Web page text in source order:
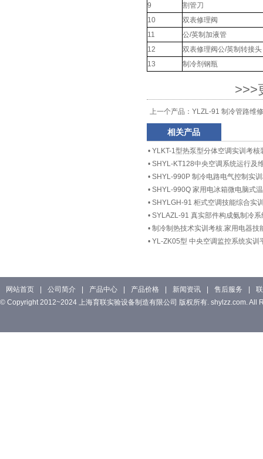
9
割管刀
10
双表修理阀
11
公/英制加液管
12
双表修理阀公/英制转接头
13
制冷剂钢瓶
>>>
上一个产品： YLZL-91 制冷管路维
相关产品
• YLKT-1型热泵型分体空调实训考核
• SHYL-KT128中央空调系统运行及
• SHYL-990P 制冷电路电气控制实
• SHYL-990Q 家用电冰箱微电脑式
• SHYLGH-91 柜式空调技能综合实
• SYLAZL-91 真实部件构成氨制冷
• 制冷制热技术实训考核.家用电器技
• YL-ZK05型 中央空调监控系统实训
网站首页 公司简介 产品中心 产品价格 新闻资讯 售后服务
© Copyright 2012~2024 上海育联实验设备制造有限公司 版权所有. shylzz.com. All